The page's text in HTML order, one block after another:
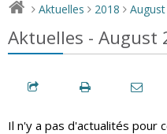
> Aktuelles > 2018 > August
Aktuelles - August
Il n'y a pas d'actualités pour